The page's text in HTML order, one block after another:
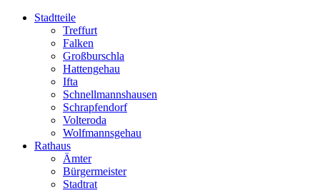
Stadtteile
Treffurt
Falken
Großburschla
Hattengehau
Ifta
Schnellmannshausen
Schrapfendorf
Volteroda
Wolfmannsgehau
Rathaus
Ämter
Bürgermeister
Stadtrat